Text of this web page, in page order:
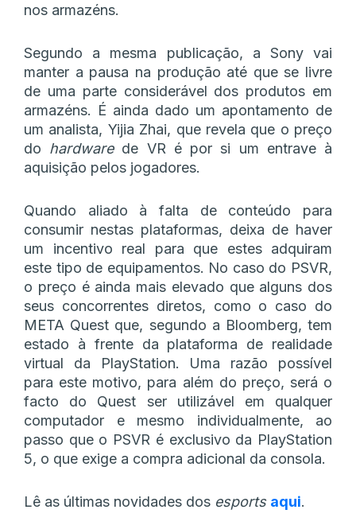
nos armazéns.
Segundo a mesma publicação, a Sony vai
manter a pausa na produção até que se livre
de uma parte considerável dos produtos em
armazéns. É ainda dado um apontamento de
um analista, Yijia Zhai, que revela que o preço
do hardwarede VR é por si um entrave à
aquisição pelos jogadores.
Quando aliado à falta de conteúdo para
consumir nestas plataformas, deixa de haver
um incentivo real para que estes adquiram
este tipo de equipamentos. No caso do PSVR,
o preço é ainda mais elevado que alguns dos
seus concorrentes diretos, como o caso do
META Quest que, segundo a Bloomberg, tem
estado à frente da plataforma de realidade
virtual da PlayStation. Uma razão possível
para este motivo, para além do preço, será o
facto do Quest ser utilizável em qualquer
computador e mesmo individualmente, ao
passo que o PSVR é exclusivo da PlayStation
5, o que exige a compra adicional da consola.
Lê as últimas novidades dos esports aqui.